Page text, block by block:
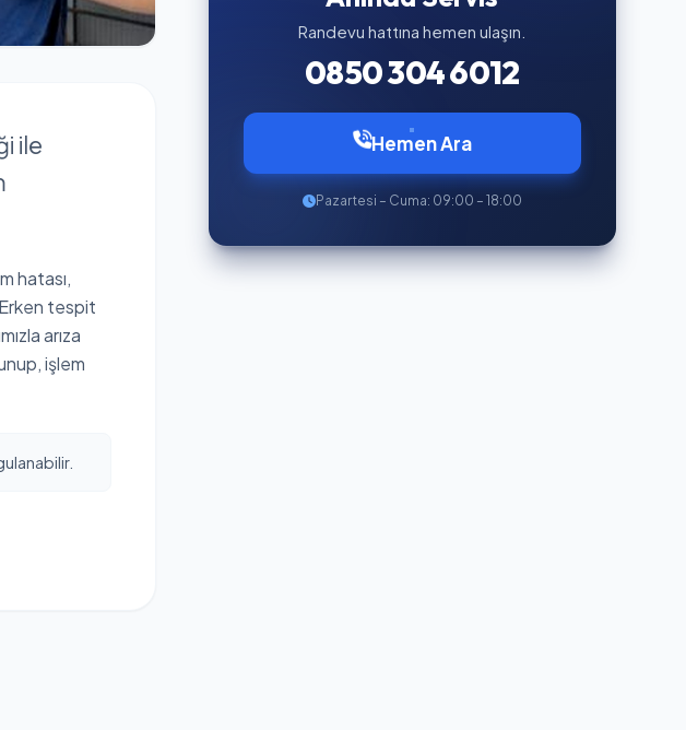
ile
hatası,
Erken tespit
arıza
işlem
Randevu hattına hemen ulaşın.
0850 304 6012
Hemen Ara
Pazartesi – Cuma: 09:00 – 18:00